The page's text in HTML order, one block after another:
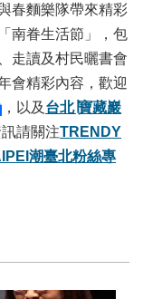
春麵樂隊帶來精彩
南眷生活節」，包
走讀及村民曬書會
會精彩內容，歡迎
，以及 台北∣寶藏巖
請關注TRENDY
潮臺北粉絲專